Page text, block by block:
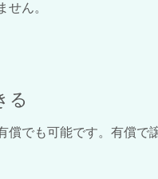
せん。
る
償でも可能です。有償で